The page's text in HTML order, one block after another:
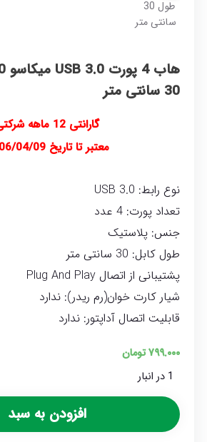
30 سانتی متر
گارانتی 12 ماهه شرکتی
معتبر تا تاریخ 1406/04/09
نوع رابط: USB 3.0
تعداد پورت: 4 عدد
جنس: پلاستیک
طول کابل: 30 سانتی متر
پشتیبانی از اتصال Plug And Play
شیار کارت خوان(رم ریدر): ندارد
قابلیت اتصال آداپتور: ندارد
۷۹۹.۰۰۰تومان
1 در انبار
افزودن به سبد